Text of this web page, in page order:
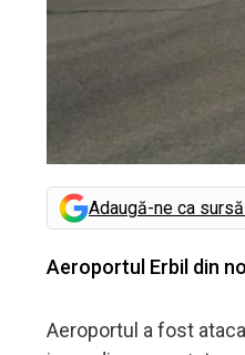
Adaugă-ne ca
Aeroportul Erbil din
Aeroportul a fost